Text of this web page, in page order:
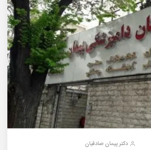
دکتر پیمان صادقیان